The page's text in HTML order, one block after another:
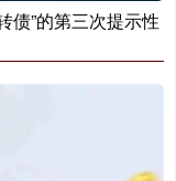
债”的第三次提示性